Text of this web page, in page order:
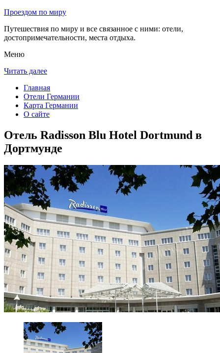
Проездом по миру
Путешествия по миру и все связанное с ними: отели,
достопримечательности, места отдыха.
Меню
Читать далее
Главная
Отели Германии
Карта Германии
О сайте
Отель Radisson Blu Hotel Dortmund в
Дортмунде